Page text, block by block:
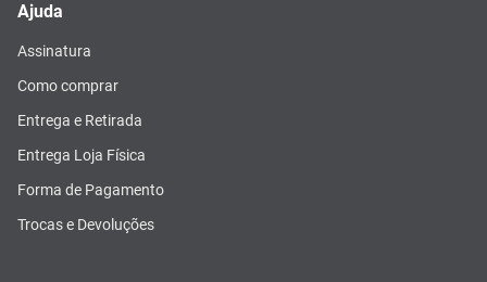
Ajuda
Assinatura
Como comprar
Entrega e Retirada
Entrega Loja Física
Forma de Pagamento
Trocas e Devoluções